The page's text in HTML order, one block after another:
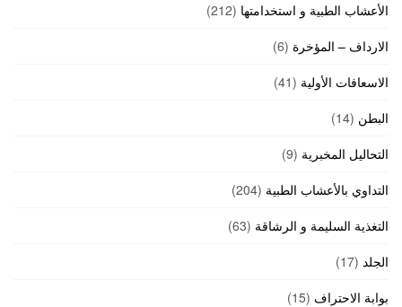
الأعشاب الطبية و استخدامتها (212)
الارداف – المؤخرة (6)
الاسعافات الأولية (41)
البطن (14)
التحاليل المخبرية (9)
التداوي بالأعشاب الطبية (204)
التغذية السليمة و الرشاقة (63)
الجلد (17)
بوابة الاحتراف (15)